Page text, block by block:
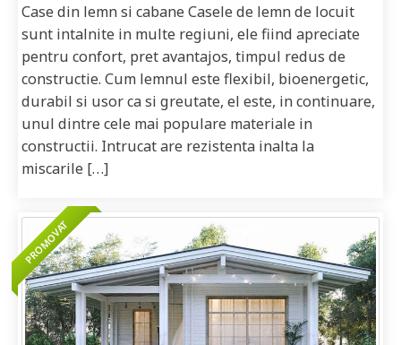
Case din lemn si cabane Casele de lemn de locuit
sunt intalnite in multe regiuni, ele fiind apreciate
pentru confort, pret avantajos, timpul redus de
constructie. Cum lemnul este flexibil, bioenergetic,
durabil si usor ca si greutate, el este, in continuare,
unul dintre cele mai populare materiale in
constructii. Intrucat are rezistenta inalta la
miscarile […]